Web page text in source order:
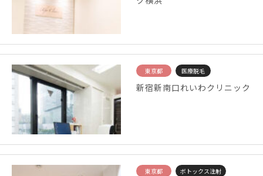
東京都 医療脱毛
新宿新南口れいわクリニック
東京都 ボトックス注射